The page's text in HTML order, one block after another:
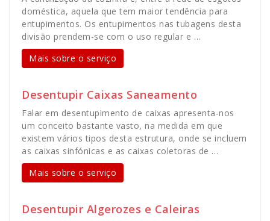
doméstica, aquela que tem maior tendência para
entupimentos. Os entupimentos nas tubagens desta
divisão prendem-se com o uso regular e …
Mais sobre o serviço
Desentupir Caixas Saneamento
Falar em desentupimento de caixas apresenta-nos
um conceito bastante vasto, na medida em que
existem vários tipos desta estrutura, onde se incluem
as caixas sinfónicas e as caixas coletoras de …
Mais sobre o serviço
Desentupir Algerozes e Caleiras